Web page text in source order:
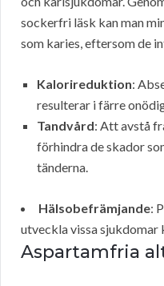
sockerfri läsk kan man
som karies, eftersom de
Kalorireduktion:
resulterar i färre
Tandvård: Att avstå
förhindra de skador
tänderna.
Hälsobefrämjande:
utveckla vissa
Aspartamfria